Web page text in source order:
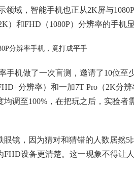
域，智能手机也正从2K屏与
和FHD（1080P）分辨率的手机显
手机做了一次盲测，邀请了10位至
分辨率）和一加7T Pro（2K分
调至100%，在把玩之后，实验者
镜，因为猜对和猜错的人数居然5
设备更清楚。这一现象不得让